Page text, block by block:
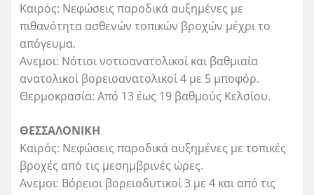
Καιρός: Νεφώσεις παροδικά αυξημένες με
πιθανότητα ασθενών τοπικών βροχών μέχρι το
απόγευμα.
Ανεμοι: Νότιοι νοτιοανατολικοί και βαθμιαία
ανατολικοί βορειοανατολικοί 4 με 5 μποφόρ.
Θερμοκρασία: Από 13 έως 19 βαθμούς Κελσίου.
ΘΕΣΣΑΛΟΝΙΚΗ
Καιρός: Νεφώσεις παροδικά αυξημένες με τοπικές
βροχές από τις μεσημβρινές ώρες.
Ανεμοι: Βόρειοι βορειοδυτικοί 3 με 4 και από τις